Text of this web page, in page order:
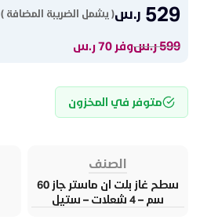
529 ر.س( يشمل الضريبة المضافة )
599ر.سوفر 70 ر.س
متوفر في المخزون
الصنف
سطح غاز بلت ان ماستر جاز 60
سم – 4 شعلات – ستيل